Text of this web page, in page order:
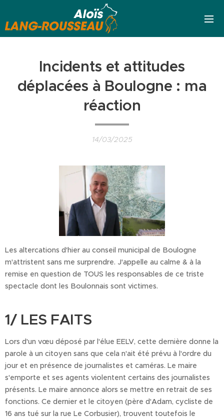
Incidents et attitudes
déplacées à Boulogne : ma
réaction
14/03/2025
Les altercations d'hier au conseil municipal de Boulogne
m'attristent sans me surprendre. J'appelle au calme & à la
remise en question de TOUS les responsables de ce triste
spectacle dont les Boulonnais sont victimes.
1/ LES FAITS
Lors d'un vœu déposé par l'élue EELV, cette dernière donne la
parole à un citoyen sans que cela n'ait été prévu à l'ordre du
jour et en présence de journalistes et caméras. Le maire
s'emporte et ses agents violentent certains des journalistes
présents. Le maire annonce alors se mettre en retrait de ses
fonctions. Ce dernier et le citoyen (père d'Adam, cycliste de
16 ans tué sur la rue Le Corbusier), trouvent toutefois le